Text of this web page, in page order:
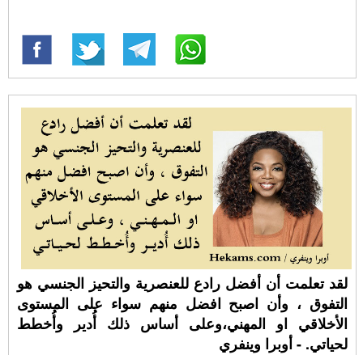
لقد تعلمت أن أفضل رادع للعنصرية والتحيز الجنسي هو
التفوق ، وأن اصبح افضل منهم سواء على المستوى
الأخلاقي او المهني،وعلى أساس ذلك أُدير وأُخطط
لحياتي. - أوبرا وينفري